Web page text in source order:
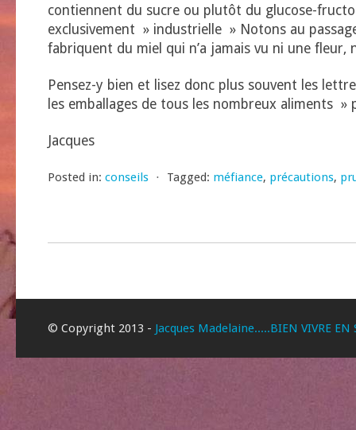
contiennent du sucre ou plutôt du glucose-
exclusivement » industrielle » Notons au
fabriquent du miel qui n’a jamais vu ni une fleur,
Pensez-y bien et lisez donc plus souvent les
les emballages de tous les nombreux aliments »
Jacques
Posted in: conseils ⋅ Tagged: méfiance, précautions,
© Copyright 2013 - Jacques Madelaine.....BIEN VIVRE EN